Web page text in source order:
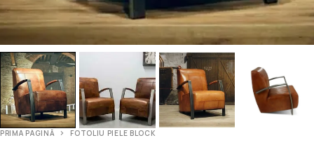
PRIMA PAGINĂ FOTOLIU PIELE BLOCK